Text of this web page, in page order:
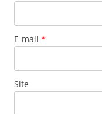
E-mail *
Site